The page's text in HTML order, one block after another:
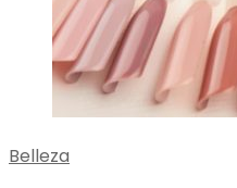
Belleza